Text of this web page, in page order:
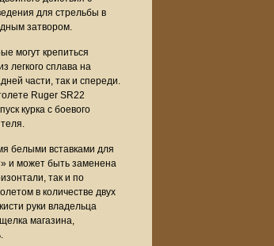
для стрельбы в
затвором.
могут крепиться
легкого сплава на
части, так и спереди.
Ruger SR22
курка с боевого
белыми вставками для
и может быть заменена
так и по
в количестве двух
руки владельца
магазина,